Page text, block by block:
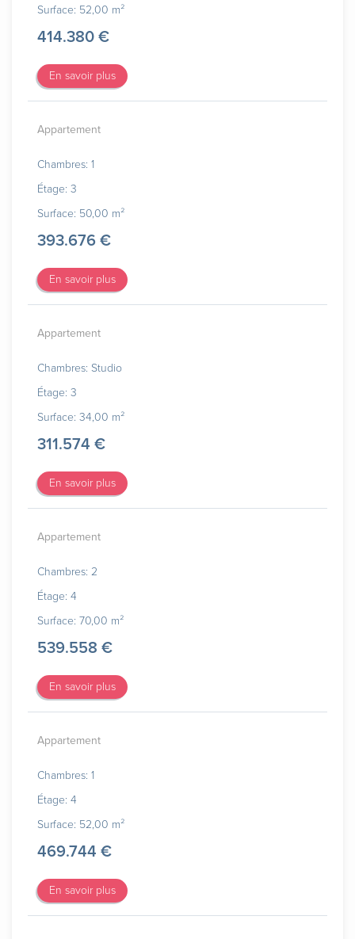
Surface: 52,00 m²
414.380 €
En savoir plus
Appartement
Chambres: 1
Étage: 3
Surface: 50,00 m²
393.676 €
En savoir plus
Appartement
Chambres: Studio
Étage: 3
Surface: 34,00 m²
311.574 €
En savoir plus
Appartement
Chambres: 2
Étage: 4
Surface: 70,00 m²
539.558 €
En savoir plus
Appartement
Chambres: 1
Étage: 4
Surface: 52,00 m²
469.744 €
En savoir plus